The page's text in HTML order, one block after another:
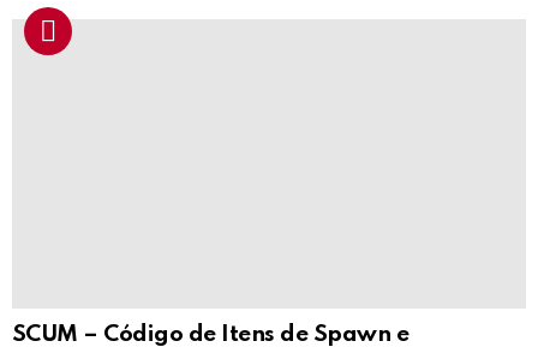
SCUM – Código de Itens de Spawn e